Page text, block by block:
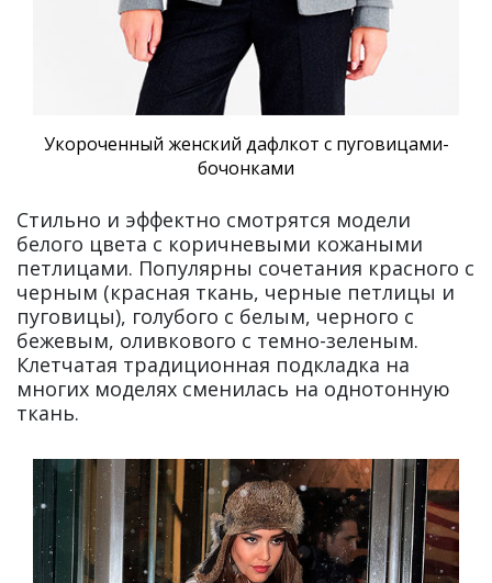
Укороченный женский дафлкот с пуговицами-
бочонками
Стильно и эффектно смотрятся модели
белого цвета с коричневыми кожаными
петлицами. Популярны сочетания красного с
черным (красная ткань, черные петлицы и
пуговицы), голубого с белым, черного с
бежевым, оливкового с темно-зеленым.
Клетчатая традиционная подкладка на
многих моделях сменилась на однотонную
ткань.